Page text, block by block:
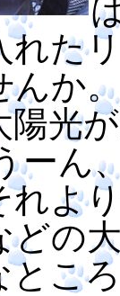
れた
んか
陽光
ーん
れよ
どの
とこ